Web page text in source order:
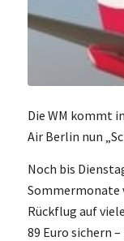
Die WM kommt
Air Berlin nun
Noch bis
Sommermonate
Rückflug auf
89 Euro sichern